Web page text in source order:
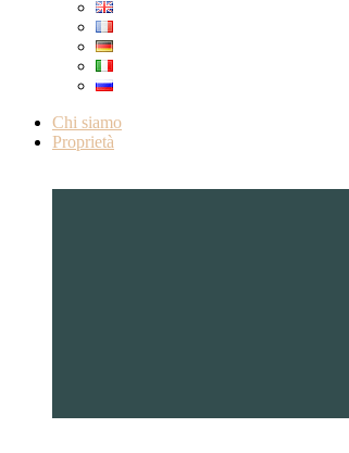
Chi siamo
Proprietà